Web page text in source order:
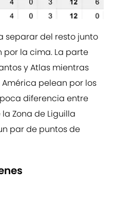
separar del resto junto
por la cima. La parte
y Atlas mientras
pelean por los
diferencia entre
Zona de Liguilla
par de puntos de